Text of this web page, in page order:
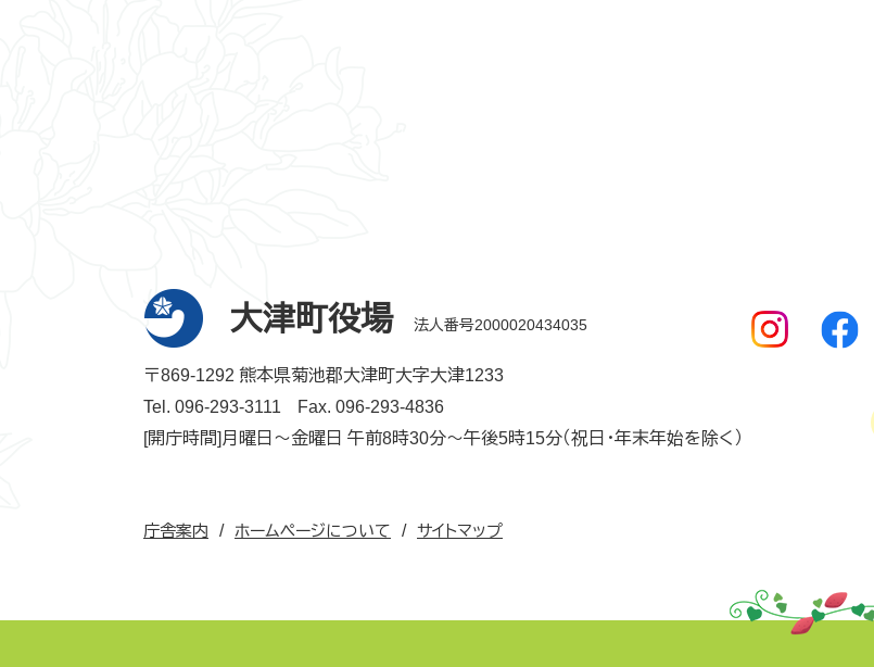
大津町役場 法人番号2000020434035
〒869-1292 熊本県菊池郡大津町大字大津1233
Tel. 096-293-3111
Fax. 096-293-4836
[開庁時間]月曜日～金曜日 午前8時30分～午後5時15分（祝日・年末年始を除く）
庁舎案内 ホームページについて サイトマップ